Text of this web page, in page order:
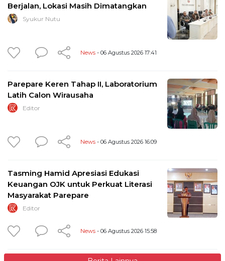
Berjalan, Lokasi Masih Dimatangkan
Syukur Nutu
News - 06 Agustus 2026 17:41
Parepare Keren Tahap II, Laboratorium
Latih Calon Wirausaha
Editor
News - 06 Agustus 2026 16:09
Tasming Hamid Apresiasi Edukasi
Keuangan OJK untuk Perkuat Literasi
Masyarakat Parepare
Editor
News - 06 Agustus 2026 15:58